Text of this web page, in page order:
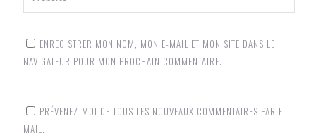
ENREGISTRER MON NOM, MON E-MAIL ET MON SITE DANS LE
NAVIGATEUR POUR MON PROCHAIN COMMENTAIRE.
PRÉVENEZ-MOI DE TOUS LES NOUVEAUX COMMENTAIRES PAR E-
MAIL.